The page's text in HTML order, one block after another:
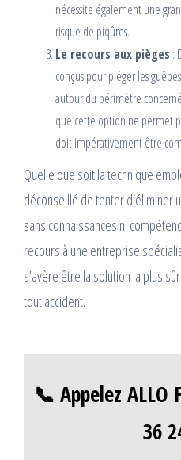
nécessite également une
risque de piqûres.
Le recours aux pièges :
conçus pour piéger les
autour du périmètre
que cette option ne permet
doit impérativement être
Quelle que soit la technique
déconseillé de tenter d’éliminer
sans connaissances ni
recours à une entreprise
s’avère être la solution la plus
tout accident.
📞 Appelez ALLO
36